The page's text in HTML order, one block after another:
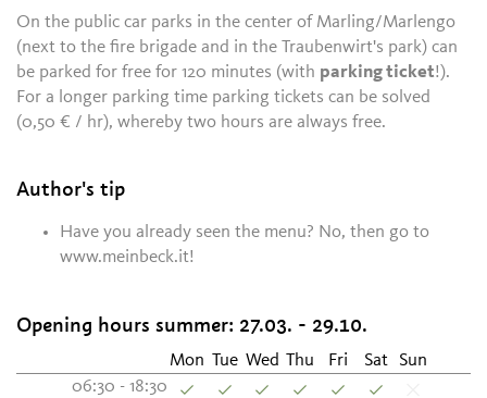
On the public car parks in the center of Marling/Marlengo
(next to the fire brigade and in the Traubenwirt's park) can
be parked for free for 120 minutes (with parking ticket!).
For a longer parking time parking tickets can be solved
(0,50 € / hr), whereby two hours are always free.
Author's tip
Have you already seen the menu? No, then go to
www.meinbeck.it!
Opening hours summer: 27.03. - 29.10.
Mon Tue Wed Thu Fri Sat
Sun
06:30 - 18:30